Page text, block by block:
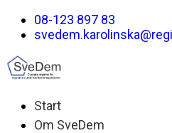
08-123 897 83
Start
Om SveDem